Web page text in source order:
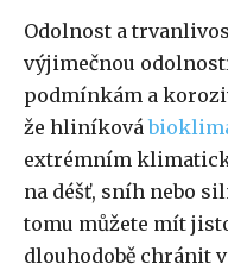
Odolnost a
výjimečnou
podmínkám a
že hliníková
extrémním
na déšť, sníh nebo
tomu můžete mít
dlouhodobě chránit